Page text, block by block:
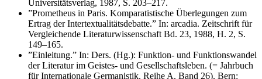
Universitätsverlag, 1987, S. 203–217.
”Prometheus in Paris. Komparatistische Überlegungen zum
Ertrag der Intertextualitätsdebatte.” In: arcadia. Zeitschrift für
Vergleichende Literaturwissenschaft Bd. 23, 1988, H. 2, S.
149–165.
”Einleitung.” In: Ders. (Hg.): Funktion- und Funktionswandel
der Literatur im Geistes- und Gesellschaftsleben. (= Jahrbuch
für Internationale Germanistik. Reihe A. Band 26). Bern: